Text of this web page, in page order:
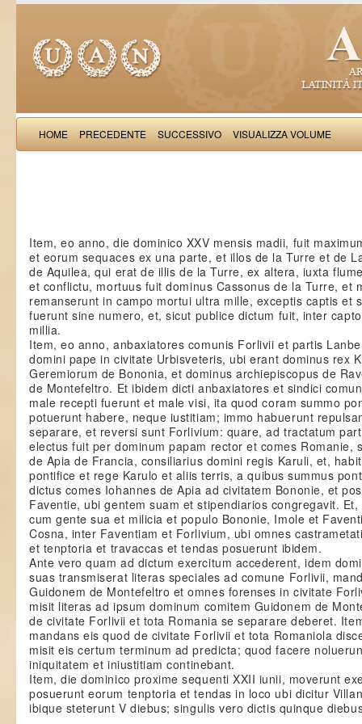
HOME PRECEDENTE SUCCESSIVO VISUALIZZA VOLUME
Item, eo anno, die dominico XXV mensis madii, fuit
et eorum sequaces ex una parte, et illos de la Turre et de
de Aquilea, qui erat de illis de la Turre, ex altera, iuxta
et conflictu, mortuus fuit dominus Cassonus de la Turre, et
remanserunt in campo mortui ultra mille, exceptis captis et
fuerunt sine numero, et, sicut publice dictum fuit, inter
millia.
Item, eo anno, anbaxiatores comunis Forlivii et partis
domini pape in civitate Urbisveteris, ubi erant dominus rex
Geremiorum de Bononia, et dominus archiepiscopus de
de Montefeltro. Et ibidem dicti anbaxiatores et sindici
male recepti fuerunt et male visi, ita quod coram summo
potuerunt habere, neque iustitiam; immo habuerunt
separare, et reversi sunt Forlivium: quare, ad tractatum
electus fuit per dominum papam rector et comes Romanie,
de Apia de Francia, consiliarius domini regis Karuli, et,
pontifice et rege Karulo et aliis terris, a quibus summus
dictus comes Iohannes de Apia ad civitatem Bononie, et
Faventie, ubi gentem suam et stipendiarios congregavit.
cum gente sua et milicia et populo Bononie, Imole et
Cosna, inter Faventiam et Forlivium, ubi omnes
et tenptoria et travaccas et tendas posuerunt ibidem.
Ante vero quam ad dictum exercitum accederent, idem
suas transmiserat literas speciales ad comune Forlivii,
Guidonem de Montefeltro et omnes forenses in civitate
misit literas ad ipsum dominum comitem Guidonem de
de civitate Forlivii et tota Romania se separare deberet.
mandans eis quod de civitate Forlivii et tota Romaniola
misit eis certum terminum ad predicta; quod facere
iniquitatem et iniustitiam continebant.
Item, die dominico proxime sequenti XXII iunii, moverunt
posuerunt eorum tenptoria et tendas in loco ubi dicitur
ibique steterunt V diebus; singulis vero dictis quinque